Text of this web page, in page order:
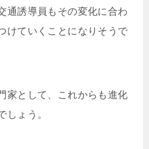
通誘導員もその変化に合わ
けていくことになりそうで
家として、これからも進化
しょう。